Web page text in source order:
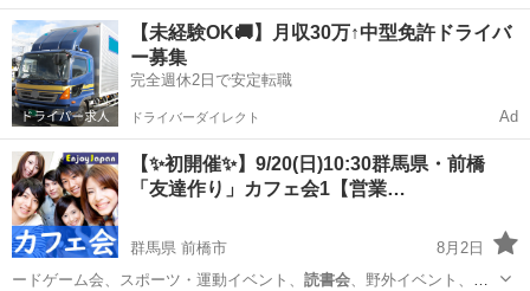
した雰囲気が好き…
大阪 大阪市 中崎町駅 その他 読書会
【未経験OK🚚】月収30万↑中型免許ドライバ
ー募集
完全週休2日で安定転職
ドライバーダイレクト Ad
【✨初開催✨】9/20(日)10:30群馬県・前橋
「友達作り」カフェ会1【営業…
群馬県 前橋市
8月2日
ードゲーム会、スポーツ・運動イベント、 読書会、野外イベント、飲